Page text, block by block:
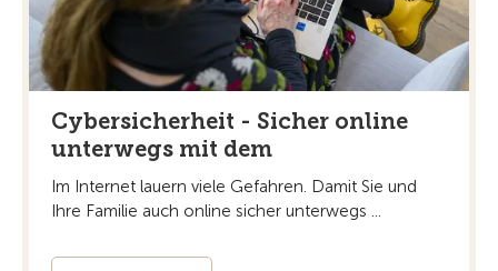
Cybersicherheit - Sicher online
unterwegs mit dem
Im Internet lauern viele Gefahren. Damit Sie und
Ihre Familie auch online sicher unterwegs ...